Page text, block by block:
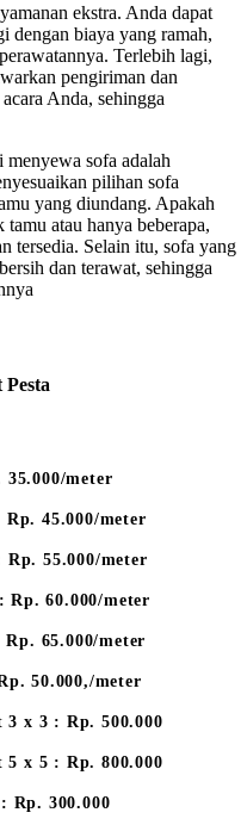
ekstra. Anda dapat
dengan biaya yang ramah,
Terlebih lagi,
pengiriman dan
Anda, sehingga
sofa adalah
pilihan sofa
yang diundang. Apakah
atau hanya beberapa,
tersedia. Selain itu, sofa yang
dan terawat, sehingga
meter
45.000/meter
Rp. 55.000/meter
Rp. 60.000/meter
65.000/meter
50.000,/meter
x 3 : Rp. 500.000
x 5 : Rp. 800.000
Rp. 300.000